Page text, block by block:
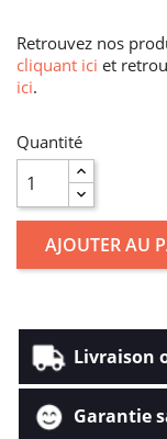
Retrouvez nos
cliquant ici et
ici.
Quantité
AJOUTER AU
Livraison
Garantie